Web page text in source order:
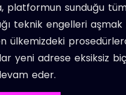
platformun sunduğu
teknik engelleri
ülkemizdeki
yeni adrese eksiksiz
eder.